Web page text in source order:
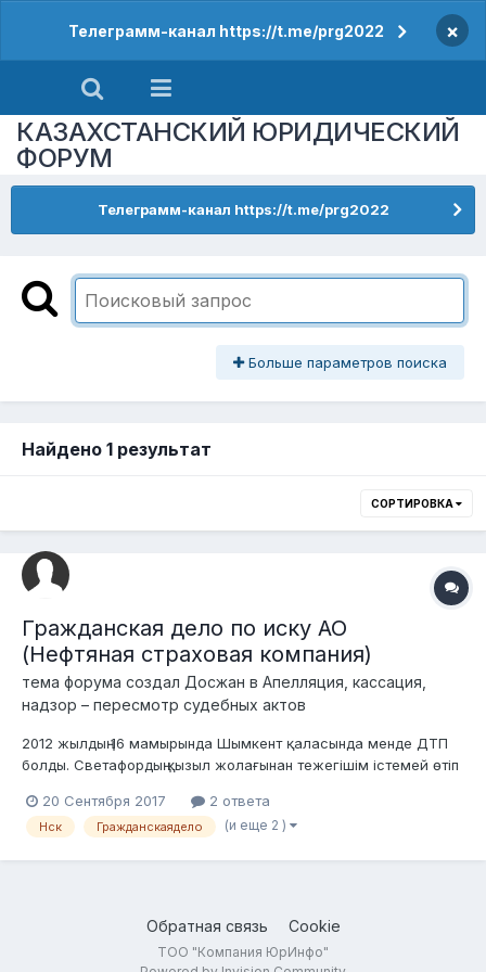
Телеграмм-канал https://t.me/prg2022 ×
КАЗАХСТАНСКИЙ ЮРИДИЧЕСКИЙ
ФОРУМ
Телеграмм-канал https://t.me/prg2022
Больше параметров поиска
Найдено 1 результат
СОРТИРОВКА
Гражданская дело по иску АО
(Нефтяная страховая компания)
тема форума создал Досжан в Апелляция, кассация,
надзор – пересмотр судебных актов
2012 жылдың 16 мамырында Шымкент қаласында менде ДТП
болды. Светафордың қызыл жолағынан тежегішім істемей өтіп
страховая компания) жəбірленушілерге 1.094.000 ақша
шығарып берді. 2 айдан соң сот болды, маған ҚР ƏҚБТК-нің 468
20 Сентября 2017 2 ответа
Нск Гражданскаядело (и еще 2 )
Обратная связь Cookie
ТОО "Компания ЮрИнфо"